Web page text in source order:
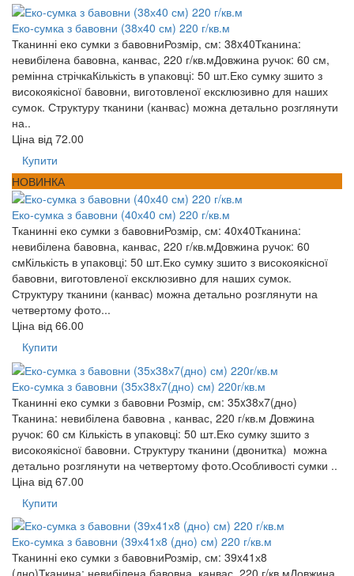
Еко-сумка з бавовни (38х40 см) 220 г/кв.м
Тканинні еко сумки з бавовниРозмір, см: 38x40Тканина:
невибілена бавовна, канвас, 220 г/кв.мДовжина ручок: 60 см,
ремінна стрічкаКількість в упаковці: 50 шт.Еко сумку зшито з
високоякісної бавовни, виготовленої ексклюзивно для наших
сумок. Структуру тканини (канвас) можна детально розглянути
на..
Ціна від 72.00
Купити
НОВИНКА
Еко-сумка з бавовни (40х40 см) 220 г/кв.м
Тканинні еко сумки з бавовниРозмір, см: 40x40Тканина:
невибілена бавовна, канвас, 220 г/кв.мДовжина ручок: 60
смКількість в упаковці: 50 шт.Еко сумку зшито з високоякісної
бавовни, виготовленої ексклюзивно для наших сумок.
Структуру тканини (канвас) можна детально розглянути на
четвертому фото...
Ціна від 66.00
Купити
Еко-сумка з бавовни (35х38х7(дно) см) 220г/кв.м
Тканинні еко сумки з бавовни Розмір, см: 35x38х7(дно)
Тканина: невибілена бавовна , канвас, 220 г/кв.м Довжина
ручок: 60 см Кількість в упаковці: 50 шт.Еко сумку зшито з
високоякісної бавовни. Структуру тканини (двонитка) можна
детально розглянути на четвертому фото.Особливості сумки ..
Ціна від 67.00
Купити
Еко-сумка з бавовни (39х41х8 (дно) см) 220 г/кв.м
Тканинні еко сумки з бавовниРозмір, см: 39x41х8
(дно)Тканина: невибілена бавовна, канвас, 220 г/кв.мДовжина